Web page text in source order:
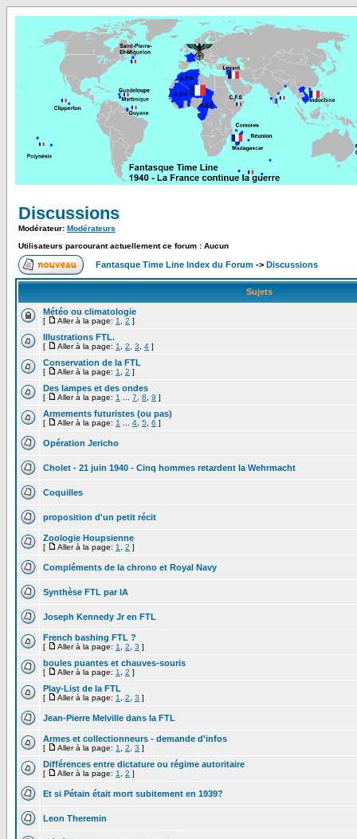
Discussions
Modérateur: Modérateurs
Utilisateurs parcourant actuellement ce forum : Aucun
Fantasque Time Line Index du Forum -> Discussions
Sujets
Météo ou climatologie
[ Aller à la page: 1 2 ]
Illustrations FTL.
[ Aller à la page: 1 2 3 4 ]
Conservation de la FTL
[ Aller à la page: 1 2 ]
Des lampes et des ondes
[ Aller à la page: 1 7 8 9 ]
Armements futuristes (ou pas)
[ Aller à la page: 1 4 5 6 ]
Opération Jericho
Cholet - 21 juin 1940 - Cinq hommes retardent la Wehrmacht
Coquilles
proposition d'un petit récit
Zoologie Houpsienne
[ Aller à la page: 1 2 ]
Compléments de la chrono et Royal Navy
Synthèse FTL par IA
Joseph Kennedy Jr en FTL
French bashing FTL ?
[ Aller à la page: 1 2 3 ]
boules puantes et chauves-souris
[ Aller à la page: 1 2 ]
Play-List de la FTL
[ Aller à la page: 1 2 3 ]
Jean-Pierre Melville dans la FTL
Armes et collectionneurs - demande d'infos
[ Aller à la page: 1 2 3 ]
Différences entre dictature ou régime autoritaire
[ Aller à la page: 1 2 ]
Et si Pétain était mort subitement en 1939?
Leon Theremin